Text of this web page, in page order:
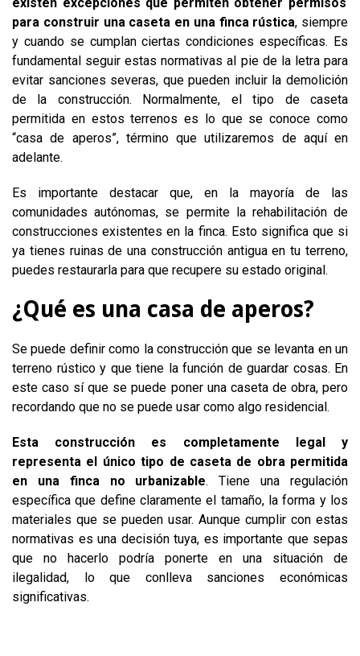
para construir una caseta en una finca rústica, siempre
y cuando se cumplan ciertas condiciones específicas. Es
fundamental seguir estas normativas al pie de la letra para
evitar sanciones severas, que pueden incluir la demolición
de la construcción. Normalmente, el tipo de caseta
permitida en estos terrenos es lo que se conoce como
“casa de aperos”, término que utilizaremos de aquí en
adelante.
Es importante destacar que, en la mayoría de las
comunidades autónomas, se permite la rehabilitación de
construcciones existentes en la finca. Esto significa que si
ya tienes ruinas de una construcción antigua en tu terreno,
puedes restaurarla para que recupere su estado original.
¿Qué es una casa de aperos?
Se puede definir como la construcción que se levanta en un
terreno rústico y que tiene la función de guardar cosas. En
este caso sí que se puede poner una caseta de obra, pero
recordando que no se puede usar como algo residencial.
Esta construcción es completamente legal y
representa el único tipo de caseta de obra permitida
en una finca no urbanizable. Tiene una regulación
específica que define claramente el tamaño, la forma y los
materiales que se pueden usar. Aunque cumplir con estas
normativas es una decisión tuya, es importante que sepas
que no hacerlo podría ponerte en una situación de
ilegalidad, lo que conlleva sanciones económicas
significativas.